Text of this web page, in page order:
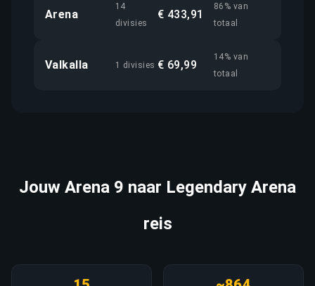
Arena
14
divisies
€ 433,91
86% van
totaal
Valkalla 1 divisies € 69,99
14% van
totaal
Jouw Arena 9 naar Legendary Arena
reis